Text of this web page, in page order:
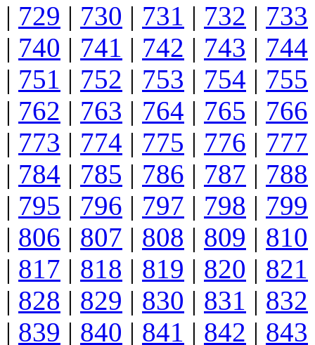
| 729 | 730 | 731 | 732 | 733
| 740 | 741 | 742 | 743 | 744
| 751 | 752 | 753 | 754 | 755
| 762 | 763 | 764 | 765 | 766
| 773 | 774 | 775 | 776 | 777
| 784 | 785 | 786 | 787 | 788
| 795 | 796 | 797 | 798 | 799
| 806 | 807 | 808 | 809 | 810
| 817 | 818 | 819 | 820 | 821
| 828 | 829 | 830 | 831 | 832
| 839 | 840 | 841 | 842 | 843